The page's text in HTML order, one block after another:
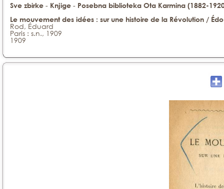
Sve zbirke - Knjige - Posebna biblioteka Ota Karmina (1882-
Le mouvement des idées : sur une histoire de la Révolution /
Rod, Éduard
Paris : s.n., 1909
1909